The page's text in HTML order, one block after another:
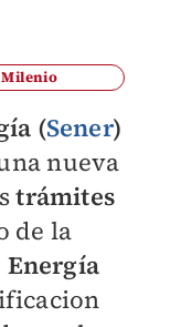
Milenio
(Sener)
nueva
trámites
de la
Energía